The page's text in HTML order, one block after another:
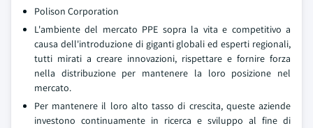
Polison Corporation
L'ambiente del mercato PPE sopra la vita e competitivo a
causa dell'introduzione di giganti globali ed esperti regionali,
tutti mirati a creare innovazioni, rispettare e fornire forza
nella distribuzione per mantenere la loro posizione nel
mercato.
Per mantenere il loro alto tasso di crescita, queste aziende
investono continuamente in ricerca e sviluppo al fine di